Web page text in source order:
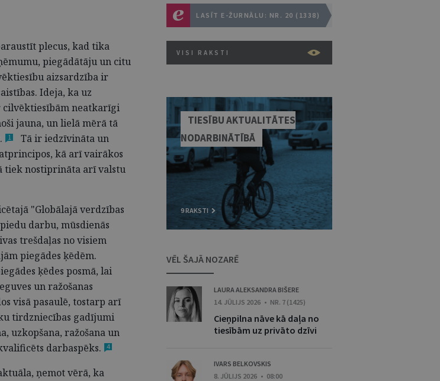
plecus, kad tika
piegādātāju un citu
aizsardzība ir
Ideja, ka uz
cilvēktiesībām neatkarīgi
jauna, un lielā mērā tā
1
Tā ir iedzīvināta un
kā arī vairākos
tiek nostiprināta arī valstu
"Globālajā verdzības
darbu, mūsdienās
trešdaļas no visiem
piegādes ķēdēm.
ķēdes posmā, lai
un ražošanas
visā pasaulē, tostarp arī
tirdzniecības gadījumi
uzkopšana, ražošana un
darbaspēks. 4
ņemot vērā, ka
LASĪT E-ŽURNĀLU: NR. 20 (1338)
VISI RAKSTI
TIESĪBU AKTUALITĀTES
NODARBINĀTĪBĀ
9 RAKSTI
VĒL ŠAJĀ NOZARĒ
LAURA ALEKSANDRA BIŠERE
14. JŪLIJS 2026 • NR. 7 (1425)
Cieņpilna nāve kā daļa no
tiesībām uz privāto dzīvi
IVARS BELKOVSKIS
8. JŪLIJS 2026 • 08:00